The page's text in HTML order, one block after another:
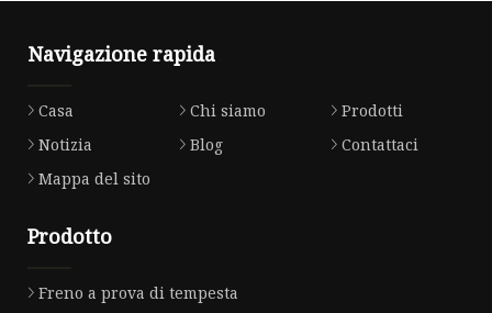
Navigazione rapida
Casa Chi siamo
Prodotti
Notizia
Blog
Contattaci
Mappa del sito
Prodotto
Freno a prova di tempesta